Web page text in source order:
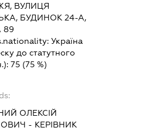
ВУЛИЦЯ
БУДИНОК 24-А,
89
Україна
до статутного
75 (75 %)
ОЛЕКСІЙ
- КЕРІВНИК